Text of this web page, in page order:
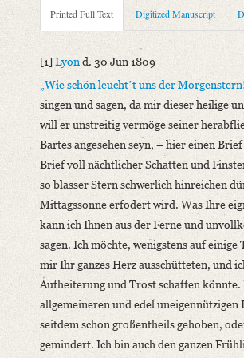
Metadata Concerning Header
Sender: August Wilhelm von Schlegel
Recipient: Helmina von Chézy
Place of Dispatch: Lyon
Place of Destination: Paris GND
Date: 30.06.1809
Notations: Empfangsort erschlossen.
Printed Text
Provider: Dresden, Sächsische
OAI Id: 343347008
Bibliography: Briefe von und an
Incipit: „[1] Lyon d. 30 Jun 1809
„Wie schön leuchtʼt uns der
Manuscript
Provider: Kraków, Biblioteka
Language
Printed Full Text Digitized Manuscript
[1]Lyond. 30 Jun 1809
„Wie schön leuchtʼt uns der
singen und sagen, da mir dieser heilige
will er unstreitig vermöge seiner
Bartes angesehen seyn, – hier einen
Brief voll nächtlicher Schatten und
so blasser Stern schwerlich hinreichen
Mittagssonne erfodert wird. Was Ihre
kann ich Ihnen aus der Ferne und
sagen. Ich möchte, wenigstens auf einige
mir Ihr ganzes Herz ausschütteten, und
Aufheiterung und Trost schaffen
allgemeineren und edel
seitdem schon großentheils gehoben,
gemindert. Ich bin auch den ganzen